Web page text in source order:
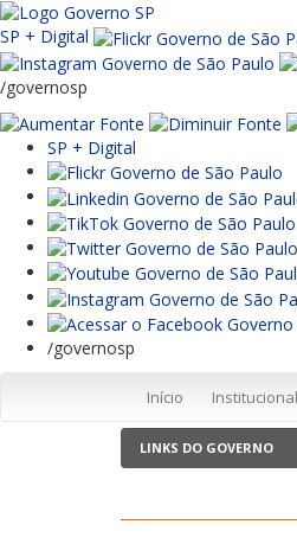
SP + Digital
/governosp
SP + Digital
/governosp
Início Institucional